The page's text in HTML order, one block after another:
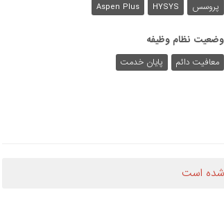
پروسس HYSYS
Aspen Plus
وضعیت نظام وظیفه
معافیت دائم پایان خدمت
است